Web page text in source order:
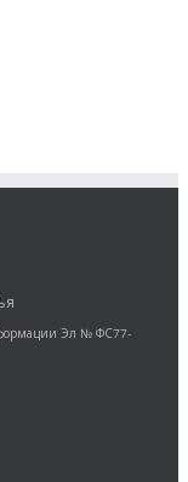
Эл № ФС77-